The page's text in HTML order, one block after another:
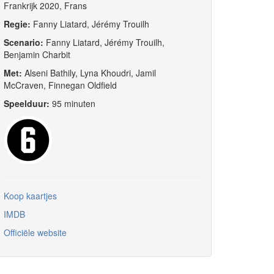
Frankrijk 2020, Frans
Regie: Fanny Liatard, Jérémy Trouilh
Scenario: Fanny Liatard, Jérémy Trouilh,
Benjamin Charbit
Met: Alseni Bathily, Lyna Khoudri, Jamil
McCraven, Finnegan Oldfield
Speelduur: 95 minuten
Koop kaartjes
IMDB
Officiële website